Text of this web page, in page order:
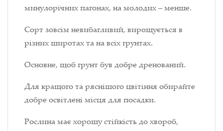
минулорічних пагонах, на молодих – менше.
Сорт зовсім невибагливий, вирощується в
різних широтах та на всіх грунтах.
Основне, щоб грунт був добре дренований.
Для кращого та ряснішого цвітіння обирайте
добре освітлені місця для посадки.
Рослина має хорошу стійкість до хвороб,